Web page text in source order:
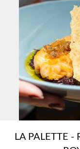
LA PALETTE -